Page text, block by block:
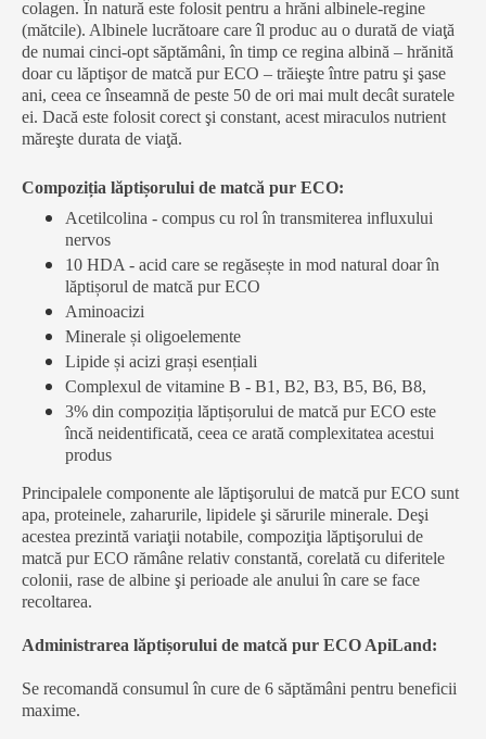
colagen. În natură este folosit pentru a hrăni albinele-regine
(mătcile). Albinele lucrătoare care îl produc au o durată de viaţă
de numai cinci-opt săptămâni, în timp ce regina albină – hrănită
doar cu lăptişor de matcă pur ECO – trăieşte între patru şi şase
ani, ceea ce înseamnă de peste 50 de ori mai mult decât suratele
ei. Dacă este folosit corect şi constant, acest miraculos nutrient
măreşte durata de viaţă.
Compoziția lăptișorului de matcă pur ECO:
Acetilcolina - compus cu rol în transmiterea influxului
nervos
10 HDA - acid care se regăsește in mod natural doar în
lăptișorul de matcă pur ECO
Aminoacizi
Minerale și oligoelemente
Lipide și acizi grași esențiali
Complexul de vitamine B - B1, B2, B3, B5, B6, B8,
3% din compoziția lăptișorului de matcă pur ECO este
încă neidentificată, ceea ce arată complexitatea acestui
produs
Principalele componente ale lăptişorului de matcă pur ECO sunt
apa, proteinele, zaharurile, lipidele şi sărurile minerale. Deşi
acestea prezintă variaţii notabile, compoziţia lăptişorului de
matcă pur ECO rămâne relativ constantă, corelată cu diferitele
colonii, rase de albine şi perioade ale anului în care se face
recoltarea.
Administrarea lăptișorului de matcă pur ECO ApiLand:
Se recomandă consumul în cure de 6 săptămâni pentru beneficii
maxime.